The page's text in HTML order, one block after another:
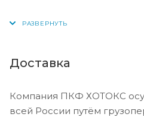
Доставка
Компания ПКФ ХОТОКС
всей России путём